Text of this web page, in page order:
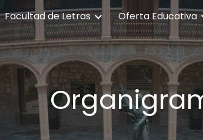
Skip to main content
Facultad de Letras Oferta Educativa